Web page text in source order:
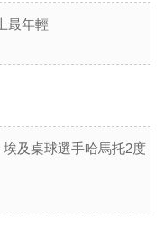
最年輕
及桌球選手哈馬托2度